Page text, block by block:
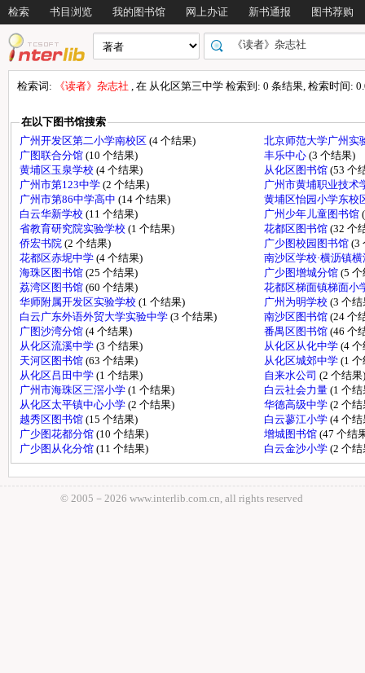
检索 书目浏览 我的图书馆 网上办证 新书通报 图书荐购
检索词: 《读者》杂志社 , 在 从化区第三中学 检索到: 0 条结果, 检索时间:
在以下图书馆搜索
广州开发区第二小学南校区 (4 个结果)
北京师范大学广州实
广图联合分馆 (10 个结果) 丰乐中心 (3 个结果)
黄埔区玉泉学校 (4 个结果) 从化区图书馆 (53 个
广州市第123中学 (2 个结果)
广州市黄埔职业技术
广州市第86中学高中 (14 个结果)
黄埔区怡园小学东校
白云华新学校 (11 个结果) 广州少年儿童图书馆
省教育研究院实验学校 (1 个结果) 花都区图书馆 (32 个
侨宏书院 (2 个结果) 广少图校园图书馆 (3
花都区赤坭中学 (4 个结果)
南沙区学校·横沥镇
海珠区图书馆 (25 个结果) 广少图增城分馆 (5
荔湾区图书馆 (60 个结果)
花都区梯面镇梯面小
华师附属开发区实验学校 (1 个结果) 广州为明学校 (3 个结
白云广东外语外贸大学实验中学 (3 个结果) 南沙区图书馆 (24 个
广图沙湾分馆 (4 个结果) 番禺区图书馆 (46 个
从化区流溪中学 (3 个结果) 从化区从化中学 (4
天河区图书馆 (63 个结果) 从化区城郊中学 (1
从化区吕田中学 (1 个结果) 自来水公司 (2 个结果)
广州市海珠区三滘小学 (1 个结果) 白云社会力量 (1 个结
从化区太平镇中心小学 (2 个结果) 华德高级中学 (2 个结
越秀区图书馆 (15 个结果) 白云蓼江小学 (4 个结
广少图花都分馆 (10 个结果) 增城图书馆 (47 个结
广少图从化分馆 (11 个结果) 白云金沙小学 (2 个结
© 2005－ 2026 www.interlib.com.cn, all rights reserved